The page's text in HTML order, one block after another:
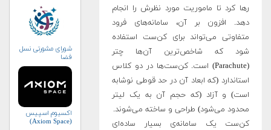
رها کرد تا ماموریت مورد نظرش را انجام
دهد. افزون بر آن، سامانه‌های فرود
متفاوتی می‌تواند برای کن‌ست استفاده
شود که شاخص‌ترین آن‌ها چتر
(Parachute) است. کن‌ست‌ها در دو کلاس
استاندارد (که ابعاد آن در حد قوطی نوشابه
است) و آزاد (که حجم آن به یک لیتر
محدود می‌شود) طراحی و ساخته می‌شوند.
کن‌ست یک سامانه‌ی بسیار ساده‌ای
شورای مشورتی نسل
فضا
اکسیوم اسپیس
(Axiom Space)